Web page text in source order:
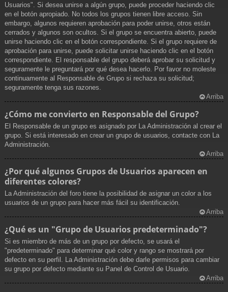
Usuarios". Si desea unirse a algún grupo, puede proceder haciendo clic
en el botón apropiado. No todos los grupos tienen libre acceso. Sin
embargo, algunos requieren aprobación para poder unirse, otros están
cerrados y algunos son ocultos. Si el grupo se encuentra abierto, puede
unirse haciendo clic en el botón correspondiente. Si el grupo requiere de
aprobación para unirse, puede solicitar unirse haciendo clic en el botón
correspondiente. El responsable del grupo deberá aprobar su solicitud y
seguramente le preguntará por qué desea hacerlo. Por favor no moleste
continuamente al Responsable de Grupo si rechaza su solicitud;
seguramente tenga sus razones.
Arriba
¿Cómo me convierto en Responsable del Grupo?
El Responsable de un grupo es asignado por La Administración al crear el
grupo. Si está interesado en crear un grupo de usuarios, contacte con La
Administración.
Arriba
¿Por qué algunos Grupos de Usuarios aparecen en
diferentes colores?
La Administración del foro tiene la posibilidad de asignar un color a los
usuarios de un grupo para hacer más fácil su identificación.
Arriba
¿Qué es un "Grupo de Usuarios predeterminado"?
Si es miembro de más de un grupo por defecto, se usará el
"predeterminado" para determinar qué color y rango se mostrará por
defecto en su perfil. La Administración debe darle permisos para cambiar
su grupo por defecto mediante su Panel de Control de Usuario.
Arriba